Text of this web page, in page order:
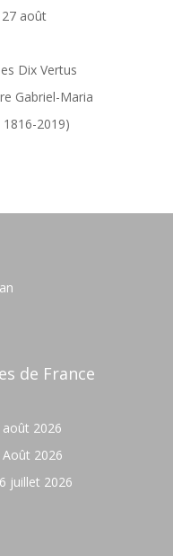
août
Dix Vertus
Gabriel-Maria
2019)
de France
2026
2026
juillet 2026